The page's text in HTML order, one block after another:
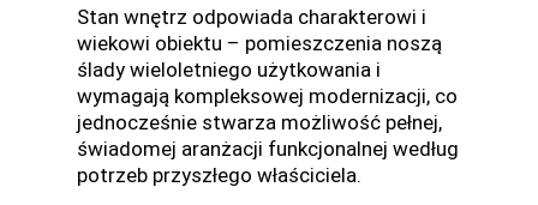
Stan wnętrz odpowiada charakterowi i
wiekowi obiektu – pomieszczenia noszą
ślady wieloletniego użytkowania i
wymagają kompleksowej modernizacji, co
jednocześnie stwarza możliwość pełnej,
świadomej aranżacji funkcjonalnej według
potrzeb przyszłego właściciela.